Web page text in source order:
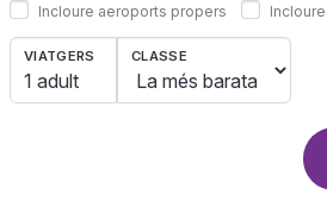
Incloure aeroports propers
VIATGERS
1 adult
CLASSE